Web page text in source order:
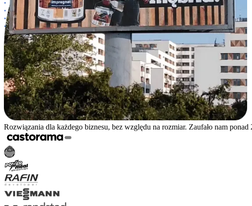
Rozwiązania dla każdego biznesu, bez względu na rozmiar. Zaufało nam